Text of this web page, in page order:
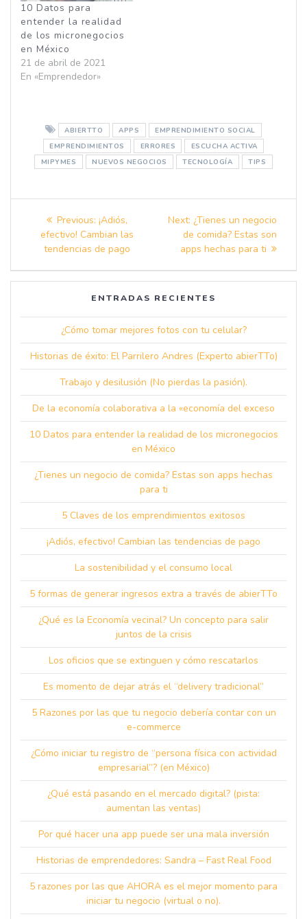
10 Datos para
entender la realidad
de los micronegocios
en México
21 de abril de 2021
En «Emprendedor»
ABIERTTO APPS
EMPRENDIMIENTO SOCIAL
EMPRENDIMIENTOS
ERRORES
ESCUCHA ACTIVA
MIPYMES
NUEVOS NEGOCIOS TECNOLOGÍA TIPS
Navegación
entradas
Previous: Previous
post:
¡Adiós,
efectivo! Cambian las
tendencias de pago
Next: Next
post:
¿Tienes un negocio
de comida? Estas son
apps hechas para ti
ENTRADAS RECIENTES
¿Cómo tomar mejores fotos con tu celular?
Historias de éxito: El Parrilero Andres (Experto abierTTo)
Trabajo y desilusión (No pierdas la pasión).
De la economía colaborativa a la «economía del exceso
10 Datos para entender la realidad de los micronegocios
en México
¿Tienes un negocio de comida? Estas son apps hechas
para ti
5 Claves de los emprendimientos exitosos
¡Adiós, efectivo! Cambian las tendencias de pago
La sostenibilidad y el consumo local
5 formas de generar ingresos extra a través de abierTTo
¿Qué es la Economía vecinal? Un concepto para salir
juntos de la crisis
Los oficios que se extinguen y cómo rescatarlos
Es momento de dejar atrás el “delivery tradicional”
5 Razones por las que tu negocio debería contar con un
e-commerce
¿Cómo iniciar tu registro de “persona física con actividad
empresarial”? (en México)
¿Qué está pasando en el mercado digital? (pista:
aumentan las ventas)
Por qué hacer una app puede ser una mala inversión
Historias de emprendedores: Sandra – Fast Real Food
5 razones por las que AHORA es el mejor momento para
iniciar tu negocio (virtual o no).